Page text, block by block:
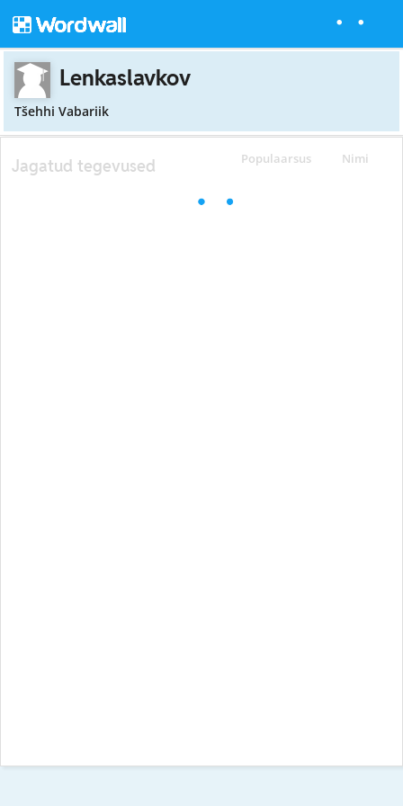
Lenkaslavkov
Tšehhi Vabariik
Populaarsus Nimi
Jagatud tegevused